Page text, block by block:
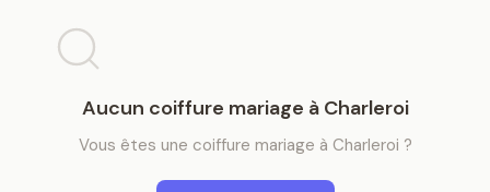
Aucun coiffure mariage à Charleroi
Vous êtes une coiffure mariage à Charleroi ?